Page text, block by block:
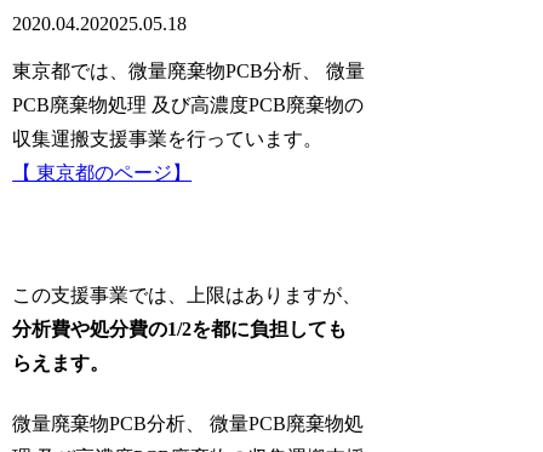
2020.04.202025.05.18
東京都では、微量廃棄物PCB分析、 微量
PCB廃棄物処理 及び高濃度PCB廃棄物の
収集運搬支援事業を行っています。
【 東京都のページ】
この支援事業では、上限はありますが、
分析費や処分費の1/2を都に負担しても
らえます。
微量廃棄物PCB分析、 微量PCB廃棄物処